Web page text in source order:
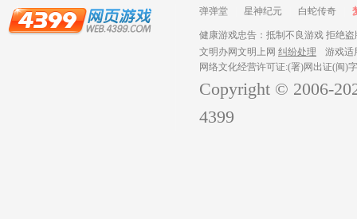
弹弹堂 星神纪元 白蛇传奇
健康游戏忠告：抵制不良游戏 拒绝
文明办网文明上网 纠纷处理
游戏适
网络文化经营许可证:(署)网出证(闽)
Copyright © 2006-
4399